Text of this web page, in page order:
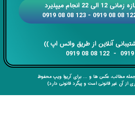
آنلاین از طریق واتس اپ ))
22 انجام میپذیرد
مطالب، عکس ها و ... برای آریوا ویپ محفوظ
از آن غیر قانونی است و پیگرد قانونی دارد)